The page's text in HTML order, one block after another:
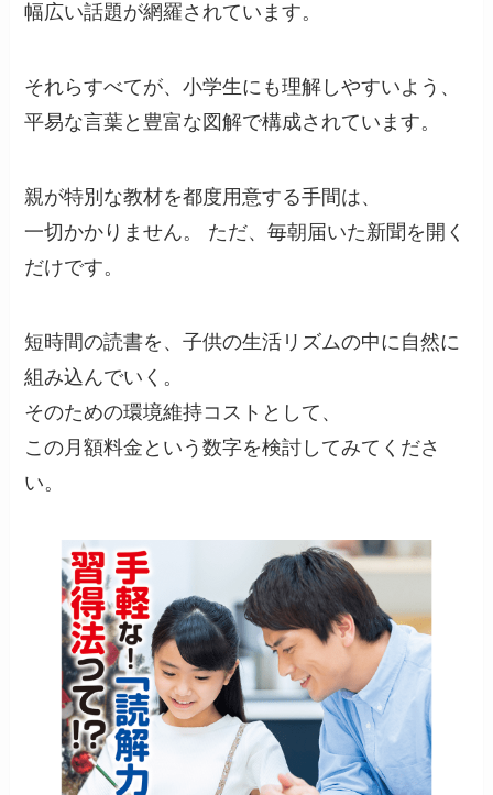
幅広い話題が網羅されています。
それらすべてが、小学生にも理解しやすいよう、
平易な言葉と豊富な図解で構成されています。
親が特別な教材を都度用意する手間は、
一切かかりません。 ただ、毎朝届いた新聞を開く
だけです。
短時間の読書を、子供の生活リズムの中に自然に
組み込んでいく。
そのための環境維持コストとして、
この月額料金という数字を検討してみてくださ
い。